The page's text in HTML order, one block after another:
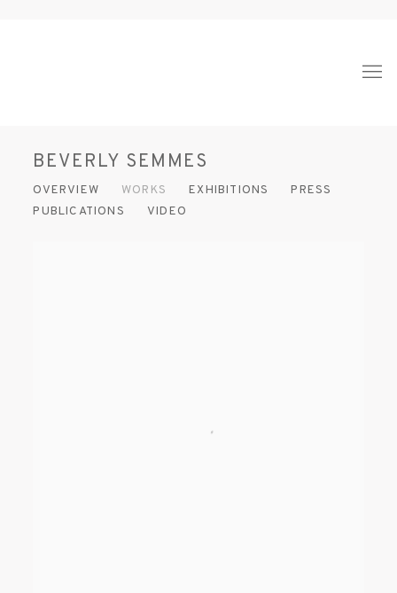
BEVERLY SEMMES
OVERVIEW WORKS EXHIBITIONS
PRESS
PUBLICATIONS
VIDEO